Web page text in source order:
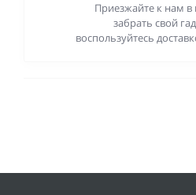
Приезжайте к нам в
забрать свой
воспользуйтесь